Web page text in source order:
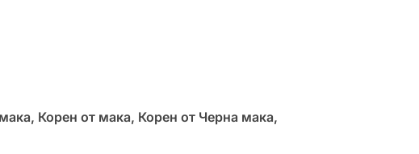
Корен от мака, Корен от Черна мака,